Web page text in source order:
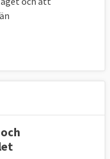
EU-
för Sverige
EU för att